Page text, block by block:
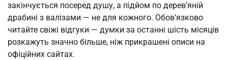
закінчується посеред душу, а підйом по дерев’яній
драбині з валізами — не для кожного. Обов’язково
читайте свіжі відгуки — думки за останні шість місяців
розкажуть значно більше, ніж прикрашені описи на
офіційних сайтах.